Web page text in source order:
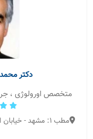
دکتر
متخصص اورولوژی ،